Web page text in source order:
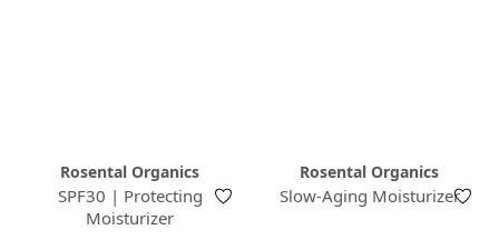
Rosental Organics
SPF30 | Protecting
Moisturizer
Rosental Organics
Slow-Aging Moisturizer